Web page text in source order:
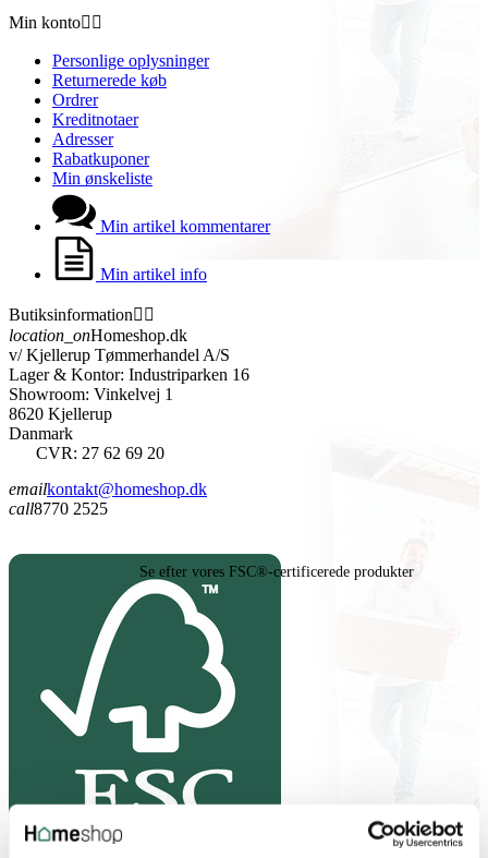
Min konto 
Personlige oplysninger
Returnerede køb
Ordrer
Kreditnotaer
Adresser
Rabatkuponer
Min ønskeliste
Min artikel kommentarer
Min artikel info
Butiksinformation 
location_onHomeshop.dk
v/ Kjellerup Tømmerhandel A/S
Lager & Kontor: Industriparken 16
Showroom: Vinkelvej 1
8620 Kjellerup
Danmark
CVR: 27 62 69 20
emailkontakt@homeshop.dk
call8770 2525
Se efter vores FSC®-certificerede produkter